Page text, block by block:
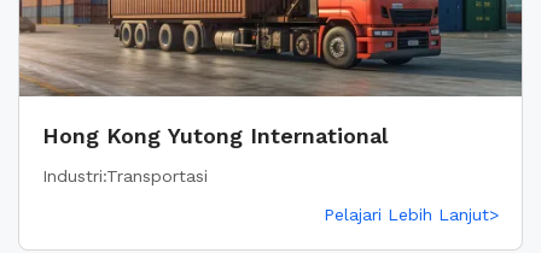
Hong Kong Yutong International
Industri:Transportasi
Pelajari Lebih Lanjut>